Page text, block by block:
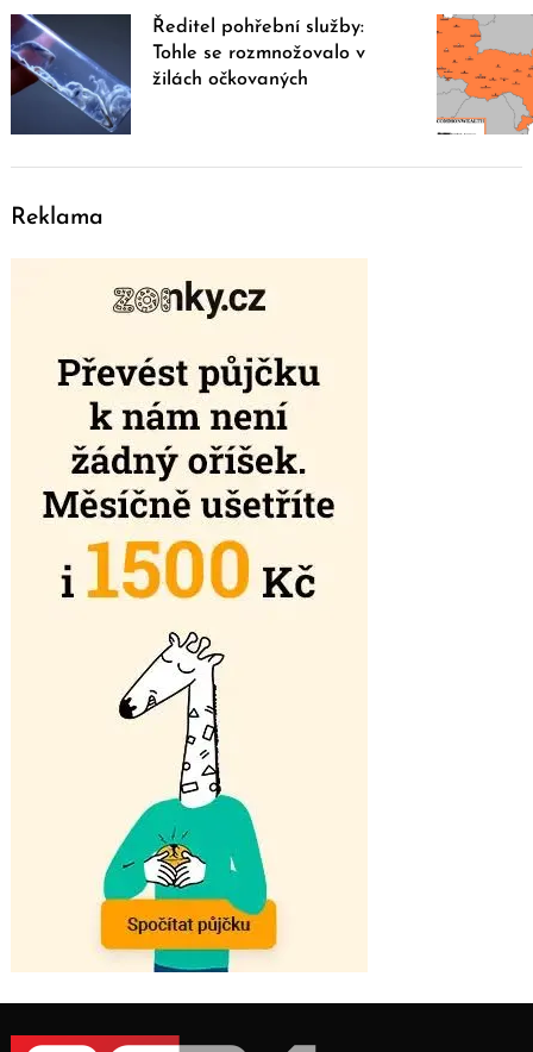
Ředitel pohřební služby:
Tohle se rozmnožovalo v
žilách očkovaných
Reklama